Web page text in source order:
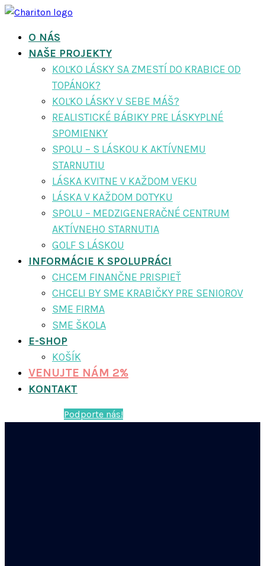
O NÁS
NAŠE PROJEKTY
KOĽKO LÁSKY SA ZMESTÍ DO KRABICE OD
TOPÁNOK?
KOĽKO LÁSKY V SEBE MÁŠ?
REALISTICKÉ BÁBIKY PRE LÁSKYPLNÉ
SPOMIENKY
SPOLU – S LÁSKOU K AKTÍVNEMU
STARNUTIU
LÁSKA KVITNE V KAŽDOM VEKU
LÁSKA V KAŽDOM DOTYKU
SPOLU – MEDZIGENERAČNÉ CENTRUM
AKTÍVNEHO STARNUTIA
GOLF S LÁSKOU
INFORMÁCIE K SPOLUPRÁCI
CHCEM FINANČNE PRISPIEŤ
CHCELI BY SME KRABIČKY PRE SENIOROV
SME FIRMA
SME ŠKOLA
E-SHOP
KOŠÍK
VENUJTE NÁM 2%
KONTAKT
Podporte nás!